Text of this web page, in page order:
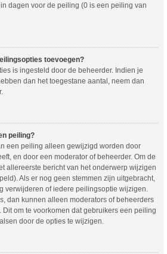
dagen voor de peiling (0 is een peiling van
toevoegen?
is ingesteld door de beheerder. Indien je
dan het toegestane aantal, neem dan
peiling?
een peiling alleen gewijzigd worden door
en door een moderator of beheerder. Om de
allereerste bericht van het onderwerp wijzigen
Als er nog geen stemmen zijn uitgebracht,
verwijderen of iedere peilingsoptie wijzigen.
dan kunnen alleen moderators of beheerders
om te voorkomen dat gebruikers een peiling
door de opties te wijzigen.